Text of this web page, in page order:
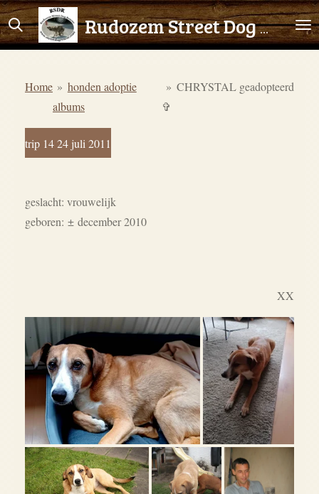
Ga
direct
hoofdinhoud
Rudozem Street Dog Rescue
Home » honden adoptie
albums
» CHRYSTAL geadopteerd
✞
trip 14 24 juli 2011
geslacht: vrouwelijk
geboren: ± december 2010
XX